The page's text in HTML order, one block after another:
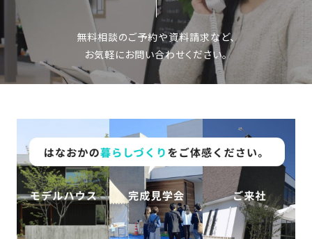
無料相談のご予約や資料請求など、
お気軽にお問い合わせください。